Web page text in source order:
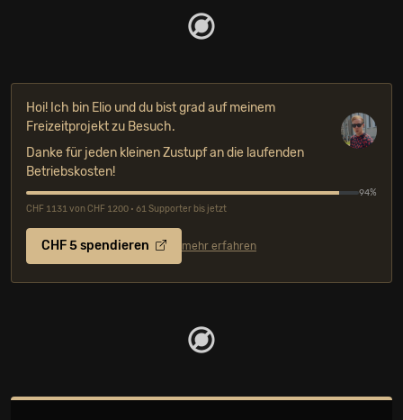
Black Veil Brides
OFFIZIELLE FESTIVALKANÄLE
Hoi! Ich bin Elio und du bist grad auf meinem
Freizeitprojekt zu Besuch.
Danke für jeden kleinen Zustupf an die laufenden
Betriebskosten!
94%
CHF 1131 von CHF 1200 • 61 Supporter bis jetzt
CHF 5 spendieren mehr erfahren